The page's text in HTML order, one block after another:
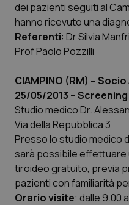
Tumore al seno
Tumore ovarico
Tumori del
Tumori
Ulcera & Reflusso
Vaccini
dei pazienti seguiti al
hanno ricevuto una
Referenti: Dr Silvia
Prof Paolo Pozzilli
CIAMPINO (RM) – Socio
25/05/2013 –
Studio medico Dr.
Via della Repubblica 3
Presso lo studio medico
sarà possibile
tiroideo gratuito, previa
pazienti con familiarità
Orario visite: dalle 9.00